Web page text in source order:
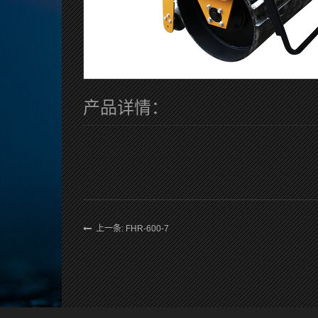
产品详情：
上一条: FHR-600-7